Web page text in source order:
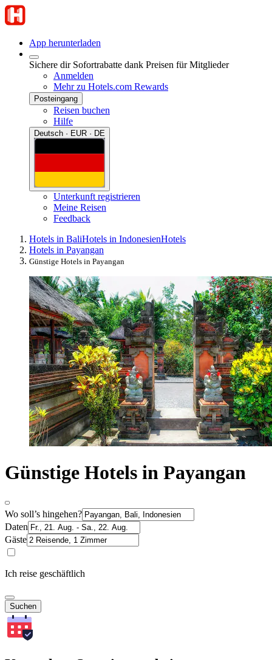
App herunterladen
Sichere dir Sofortrabatte dank Preisen für Mitglieder
Anmelden
Mehr zu Hotels.com Rewards
Posteingang
Reisen buchen
Hilfe
Deutsch · EUR · DE
Unterkunft registrieren
Meine Reisen
Feedback
Hotels in BaliHotels in IndonesienHotels
Hotels in Payangan
Günstige Hotels in Payangan
Günstige Hotels in Payangan
Wo soll’s hingehen?
Daten
Gäste
Ich reise geschäftlich
Suchen